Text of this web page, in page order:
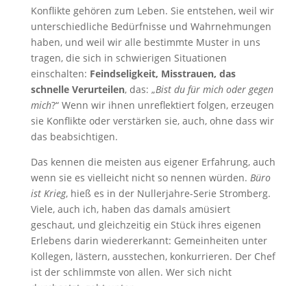
Konflikte gehören zum Leben. Sie entstehen, weil wir
unterschiedliche Bedürfnisse und Wahrnehmungen
haben, und weil wir alle bestimmte Muster in uns
tragen, die sich in schwierigen Situationen
einschalten: Feindseligkeit, Misstrauen, das
schnelle Verurteilen, das: „Bist du für mich oder gegen
mich?“ Wenn wir ihnen unreflektiert folgen, erzeugen
sie Konflikte oder verstärken sie, auch, ohne dass wir
das beabsichtigen.
Das kennen die meisten aus eigener Erfahrung, auch
wenn sie es vielleicht nicht so nennen würden. Büro
ist Krieg, hieß es in der Nullerjahre-Serie Stromberg.
Viele, auch ich, haben das damals amüsiert
geschaut, und gleichzeitig ein Stück ihres eigenen
Erlebens darin wiedererkannt: Gemeinheiten unter
Kollegen, lästern, ausstechen, konkurrieren. Der Chef
ist der schlimmste von allen. Wer sich nicht